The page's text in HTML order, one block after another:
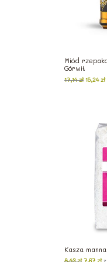
Miód
Górwit
17,14zł 15,24 zł
Kasza
8,43zł 7,67 zł